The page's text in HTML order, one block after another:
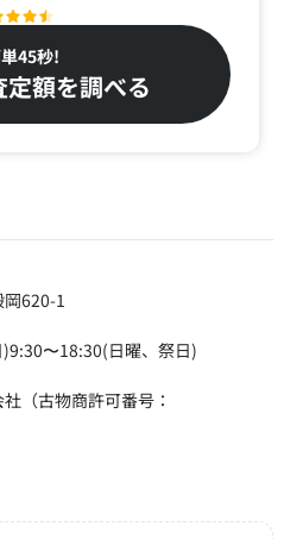
45秒!
定額を調べる
620-1
〜18:30(日曜、祭日)
（古物商許可番号：